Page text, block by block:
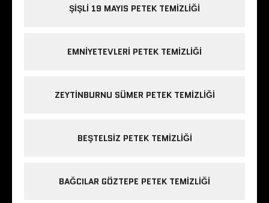
ŞIŞLI 19 MAYIS PETEK TEMIZLIĞI
EMNIYETEVLERI PETEK TEMIZLIĞI
ZEYTINBURNU SÜMER PETEK TEMIZLIĞI
BEŞTELSIZ PETEK TEMIZLIĞI
BAĞCILAR GÖZTEPE PETEK TEMIZLIĞI